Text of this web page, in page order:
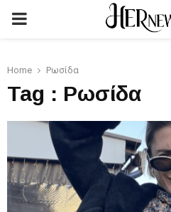
PRIMARY
Home Ρωσίδα
Tag : Ρωσίδα